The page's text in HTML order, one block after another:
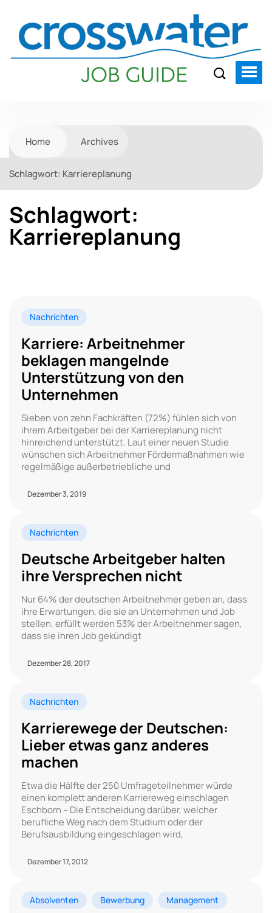
Home Archives
Schlagwort: Karriereplanung
Schlagwort:
Karriereplanung
Nachrichten
Karriere: Arbeitnehmer
beklagen mangelnde
Unterstützung von den
Unternehmen
Sieben von zehn Fachkräften (72%) fühlen sich von
ihrem Arbeitgeber bei der Karriereplanung nicht
hinreichend unterstützt. Laut einer neuen Studie
wünschen sich Arbeitnehmer Fördermaßnahmen wie
regelmäßige außerbetriebliche und
Dezember 3, 2019
Nachrichten
Deutsche Arbeitgeber halten
ihre Versprechen nicht
Nur 64% der deutschen Arbeitnehmer geben an, dass
ihre Erwartungen, die sie an Unternehmen und Job
stellen, erfüllt werden 53% der Arbeitnehmer sagen,
dass sie ihren Job gekündigt
Dezember 28, 2017
Nachrichten
Karrierewege der Deutschen:
Lieber etwas ganz anderes
machen
Etwa die Hälfte der 250 Umfrageteilnehmer würde
einen komplett anderen Karriereweg einschlagen
Eschborn – Die Entscheidung darüber, welcher
berufliche Weg nach dem Studium oder der
Berufsausbildung eingeschlagen wird,
Dezember 17, 2012
Absolventen Bewerbung Management